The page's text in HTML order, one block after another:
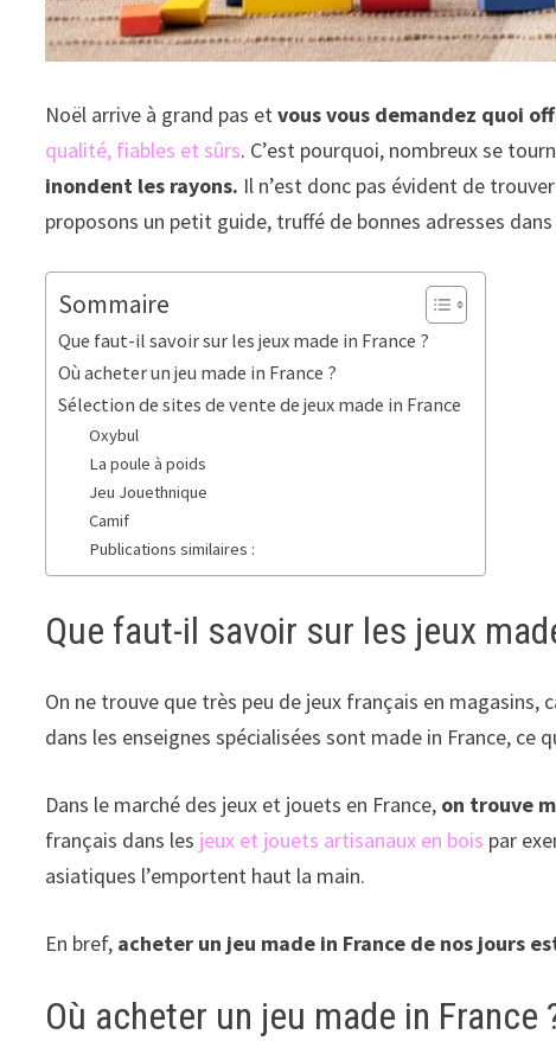
Noël arrive à grand pas etvous vous demandez quoi
qualité, fiables et sûrs. C’est pourquoi, nombreux se
inondent les rayons. Il n’est donc pas évident de
proposons un petit guide, truffé de bonnes adresses
Sommaire
Que faut-il savoir sur les jeux made in France ?
Où acheter un jeu made in France ?
Sélection de sites de vente de jeux made in France
Oxybul
La poule à poids
Jeu Jouethnique
Camif
Publications similaires :
Que faut-il savoir sur les jeux
On ne trouve que très peu de jeux français en
dans les enseignes spécialisées sont made in France, ce
Dans le marché des jeux et jouets en France, on trouve
français dans les jeux et jouets artisanaux en bois par
asiatiques l’emportent haut la main.
En bref, acheter un jeu made in France de nos jours
Où acheter un jeu made in France